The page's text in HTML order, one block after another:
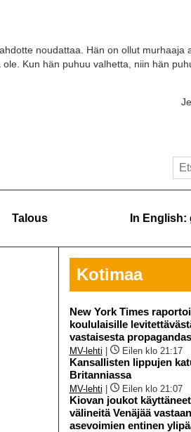
noudattaa. Hän on ollut murhaaja
Kun hän puhuu valhetta, niin hän
Talous In
Kotimaa
New York Times
koululaisille
vastaisesta
MV-lehti Eilen klo 21:17
Kansallisten lippujen
Britanniassa
MV-lehti Eilen klo 21:07
Kiovan joukot
välineitä Venäjää
asevoimien entinen